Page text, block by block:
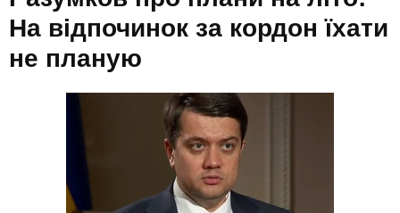
На відпочинок за кордон їхати
не планую